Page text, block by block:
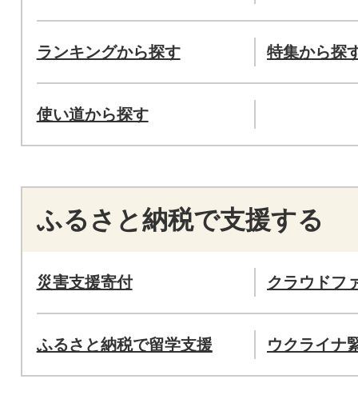
ランキングから探す 特集から探
使い道から探す
ふるさと納税で支援する
災害支援寄付 クラウドフ
ふるさと納税で留学支援 ウクライナ